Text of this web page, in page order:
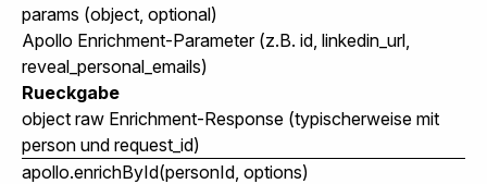
params (object, optional)
Apollo Enrichment-Parameter (z.B. id, linkedin_url,
reveal_personal_emails)
Rueckgabe
object raw Enrichment-Response (typischerweise mit
person und request_id)
apollo.enrichById(personId, options)